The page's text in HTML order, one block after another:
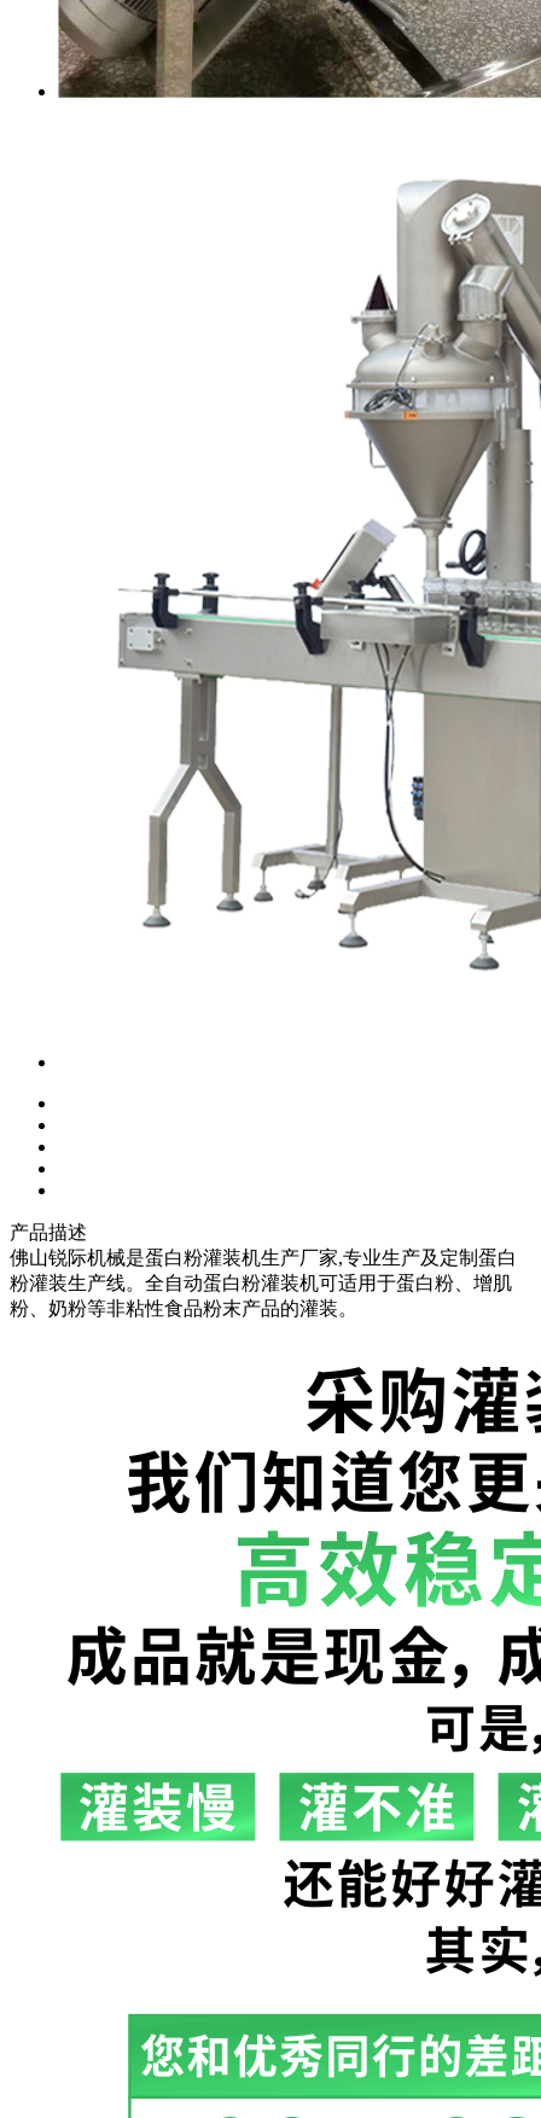
产品描述
佛山锐际机械是蛋白粉灌装机生产厂家,专业生产及定制蛋白
粉灌装生产线。全自动蛋白粉灌装机可适用于蛋白粉、增肌
粉、奶粉等非粘性食品粉末产品的灌装。